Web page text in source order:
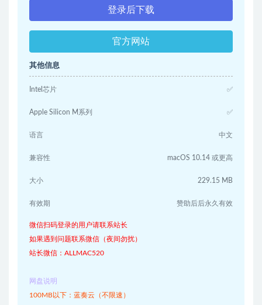
登录后下载
官方网站
其他信息
Intel芯片 ✅
Apple Silicon M系列 ✅
语言 中文
兼容性 macOS 10.14 或更高
大小 229.15 MB
有效期 赞助后后永久有效
微信扫码登录的用户请联系站长
如果遇到问题联系微信（夜间勿扰）
站长微信：ALLMAC520
网盘说明
100MB以下：蓝奏云（不限速）